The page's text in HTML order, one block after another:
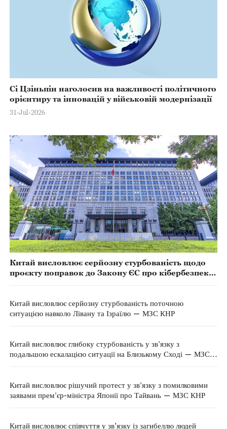
Сі Цзіньпін наголосив на важливості політичного
орієнтиру та інновацій у військовій модернізації
31-Jul-2026
Китай висловлює серйозну стурбованість щодо
проєкту поправок до Закону ЄС про кібербезпеку
Китай висловлює серйозну стурбованість поточною
ситуацією навколо Лівану та Ізраїлю — МЗС КНР
Китай висловлює глибоку стурбованість у зв'язку з
подальшою ескалацією ситуації на Близькому Сході — МЗС
Китай висловлює рішучий протест у зв'язку з помилковими
заявами прем'єр-міністра Японії про Тайвань — МЗС КНР
Китай висловлює співчуття у зв’язку із загибеллю людей